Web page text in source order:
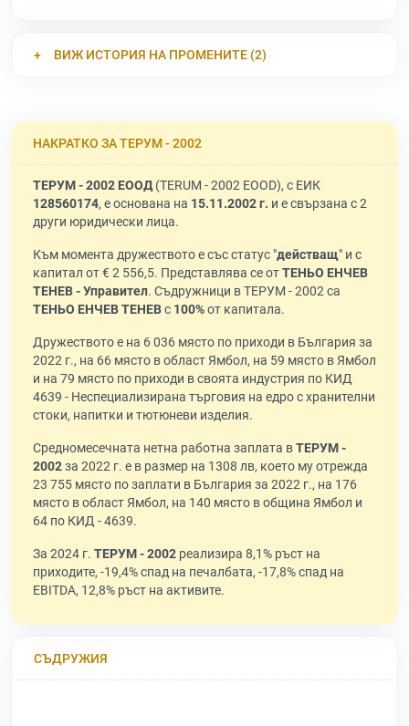
ВИЖ ИСТОРИЯ НА ПРОМЕНИТЕ (2)
НАКРАТКО ЗА ТЕРУМ - 2002
ТЕРУМ - 2002 ЕООД(TERUM - 2002 EOOD), с ЕИК
128560174, е основана на 15.11.2002 г. и е свързана с 2
други юридически лица.
Към момента дружеството е със статус "действащ" и с
капитал от € 2 556,5. Представлява се отТЕНЬО ЕНЧЕВ
ТЕНЕВ - Управител. Съдружници в ТЕРУМ - 2002 са
ТЕНЬО ЕНЧЕВ ТЕНЕВс 100%от капитала.
Дружеството е на 6 036 място по приходи в България за
2022 г., на 66 място в област Ямбол, на 59 място в Ямбол
и на 79 място по приходи в своята индустрия по КИД
4639 - Неспециализирана търговия на едро с хранителни
стоки, напитки и тютюневи изделия.
Средномесечната нетна работна заплата вТЕРУМ -
2002за 2022 г. е в размер на 1308 лв, което му отрежда
23 755 място по заплати в България за 2022 г., на 176
място в област Ямбол, на 140 място в община Ямбол и
64 по КИД - 4639.
За 2024 г. ТЕРУМ - 2002 реализира 8,1% ръст на
приходите, -19,4% спад на печалбата, -17,8% спад на
EBITDA, 12,8% ръст на активите.
СЪДРУЖИЯ